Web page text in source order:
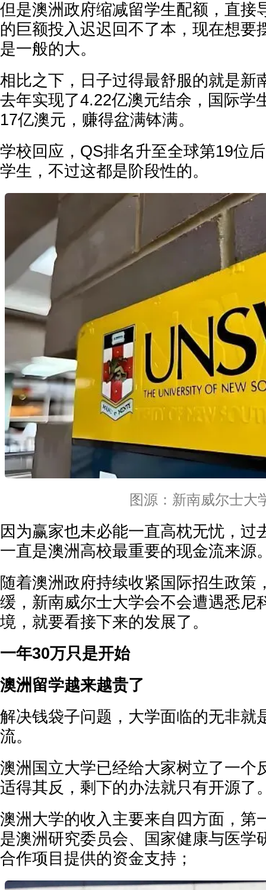
但是澳洲政府缩减留学生配额，直接
的巨额投入迟迟回不了本，现在想要
是一般的大。
相比之下，日子过得最舒服的就是新
去年实现了4.22亿澳元结余，国际学
17亿澳元，赚得盆满钵满。
学校回应，QS排名升至全球第19位
学生，不过这都是阶段性的。
图源：新南威尔士大
因为赢家也未必能一直高枕无忧，过
一直是澳洲高校最重要的现金流来源
随着澳洲政府持续收紧国际招生政策
缓，新南威尔士大学会不会遭遇悉尼
境，就要看接下来的发展了。
一年30万只是开始
澳洲留学越来越贵了
解决钱袋子问题，大学面临的无非就
流。
澳洲国立大学已经给大家树立了一个
适得其反，剩下的办法就只有开源了
澳洲大学的收入主要来自四方面，第
是澳洲研究委员会、国家健康与医学
合作项目提供的资金支持；